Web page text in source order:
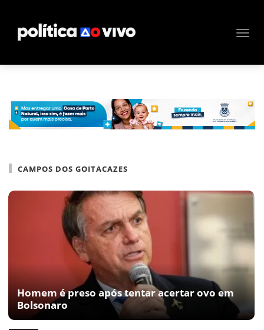
CAMPOS DOS GOITACAZES
Homem é preso após tentar acertar ovo em
Bolsonaro